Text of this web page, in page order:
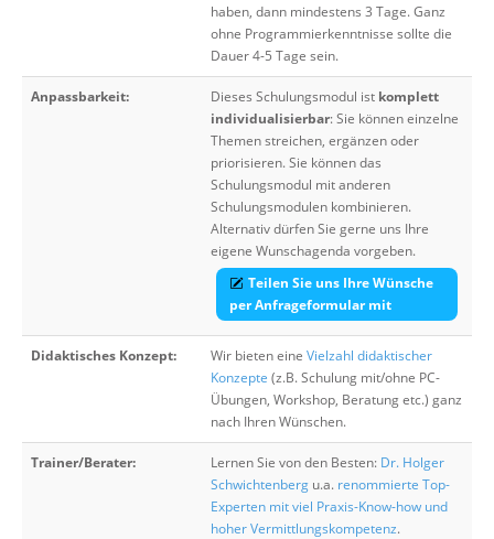
haben, dann mindestens 3 Tage. Ganz
ohne Programmierkenntnisse sollte die
Dauer 4-5 Tage sein.
Anpassbarkeit: Dieses Schulungsmodul ist komplett
individualisierbar: Sie können einzelne
Themen streichen, ergänzen oder
priorisieren. Sie können das
Schulungsmodul mit anderen
Schulungsmodulen kombinieren.
Alternativ dürfen Sie gerne uns Ihre
eigene Wunschagenda vorgeben.
Teilen Sie uns Ihre Wünsche
per Anfrageformular mit
Didaktisches Konzept: Wir bieten eine Vielzahl didaktischer
Konzepte (z.B. Schulung mit/ohne PC-
Übungen, Workshop, Beratung etc.) ganz
nach Ihren Wünschen.
Trainer/Berater: Lernen Sie von den Besten: Dr. Holger
Schwichtenberg u.a. renommierte Top-
Experten mit viel Praxis-Know-how und
hoher Vermittlungskompetenz.